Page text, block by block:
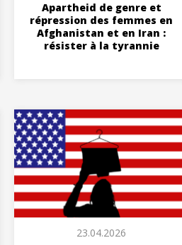
Apartheid de genre et
répression des femmes en
Afghanistan et en Iran :
résister à la tyrannie
23.04.2026